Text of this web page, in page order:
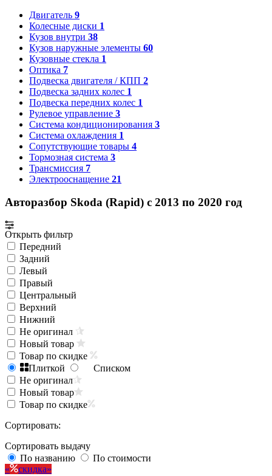
Двигатель 9
Колесные диски 1
Кузов внутри 38
Кузов наружные элементы 60
Кузовные стекла 1
Оптика 7
Подвеска двигателя / КПП 2
Подвеска задних колес 1
Подвеска передних колес 1
Рулевое управление 3
Система кондиционирования 3
Система охлаждения 1
Сопутствующие товары 4
Тормозная система 3
Трансмиссия 7
Электрооснащение 21
Авторазбор Skoda (Rapid) с 2013 по 2020 год
Открыть фильтр
Передний
Задний
Левый
Правый
Центральный
Верхний
Нижний
Не оригинал
Новый товар
Товар по скидке
Плиткой
Списком
Не оригинал
Новый товар
Товар по скидке
Сортировать:
Сортировать выдачу
По названию
По стоимости
скидка